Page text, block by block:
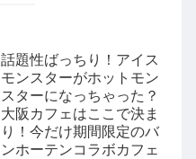
話題性ばっちり！アイス
モンスターがホットモン
スターになっちゃった？
大阪カフェはここで決ま
り！今だけ期間限定のバ
ンホーテンコラボカフェ